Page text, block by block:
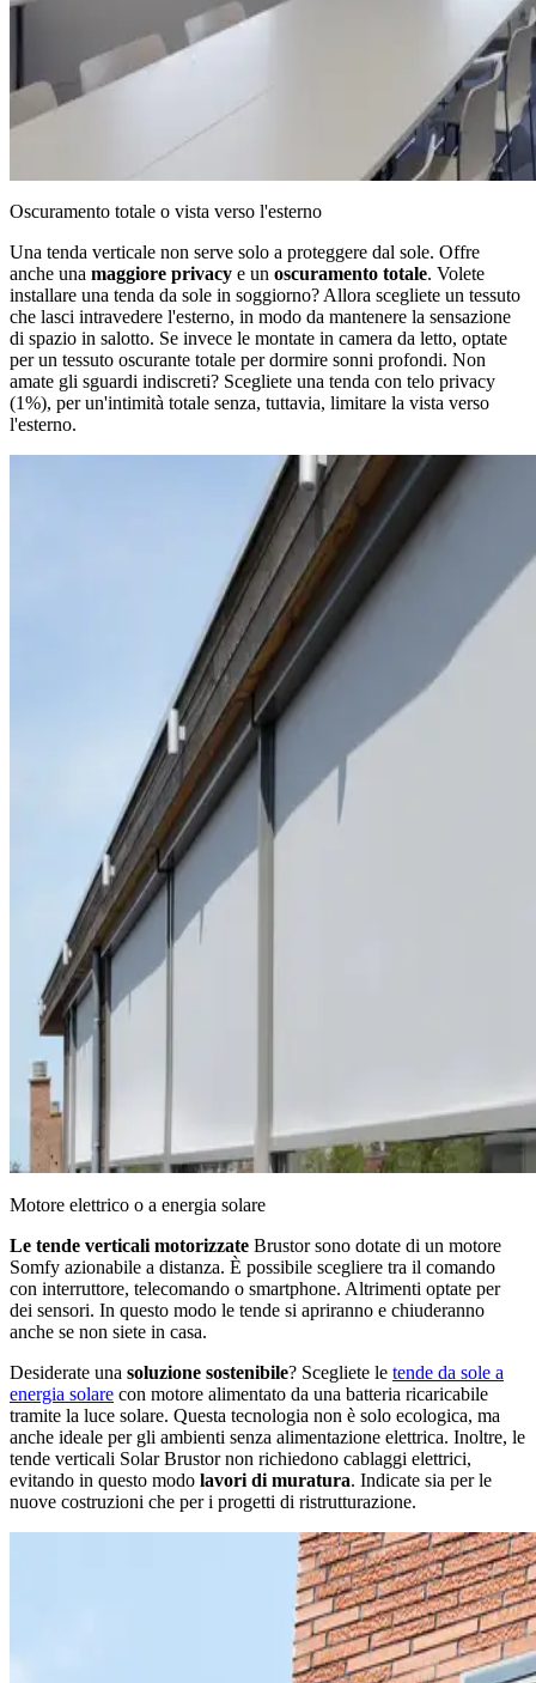
Oscuramento totale o vista verso l'esterno
Una tenda verticale non serve solo a proteggere dal sole. Offre
anche una maggiore privacy e un oscuramento totale. Volete
installare una tenda da sole in soggiorno? Allora scegliete un tessuto
che lasci intravedere l'esterno, in modo da mantenere la sensazione
di spazio in salotto. Se invece le montate in camera da letto, optate
per un tessuto oscurante totale per dormire sonni profondi. Non
amate gli sguardi indiscreti? Scegliete una tenda con telo privacy
(1%), per un'intimità totale senza, tuttavia, limitare la vista verso
l'esterno.
Motore elettrico o a energia solare
Le tende verticali motorizzate Brustor sono dotate di un motore
Somfy azionabile a distanza. È possibile scegliere tra il comando
con interruttore, telecomando o smartphone. Altrimenti optate per
dei sensori. In questo modo le tende si apriranno e chiuderanno
anche se non siete in casa.
Desiderate una soluzione sostenibile? Scegliete le tende da sole a
energia solare con motore alimentato da una batteria ricaricabile
tramite la luce solare. Questa tecnologia non è solo ecologica, ma
anche ideale per gli ambienti senza alimentazione elettrica. Inoltre, le
tende verticali Solar Brustor non richiedono cablaggi elettrici,
evitando in questo modo lavori di muratura. Indicate sia per le
nuove costruzioni che per i progetti di ristrutturazione.